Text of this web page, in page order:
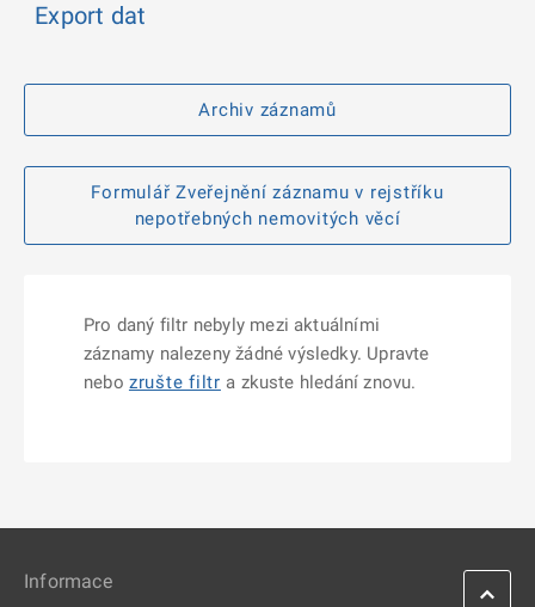
Export dat
Archiv záznamů
Formulář Zveřejnění záznamu v rejstříku
nepotřebných nemovitých věcí
Pro daný filtr nebyly mezi aktuálními
záznamy nalezeny žádné výsledky. Upravte
nebo zrušte filtr a zkuste hledání znovu.
Informace